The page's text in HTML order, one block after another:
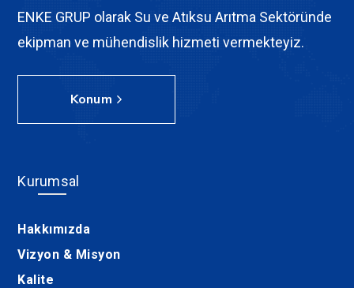
ENKE GRUP olarak Su ve Atıksu Arıtma Sektöründe
ekipman ve mühendislik hizmeti vermekteyiz.
Konum
Kurumsal
Hakkımızda
Vizyon & Misyon
Kalite